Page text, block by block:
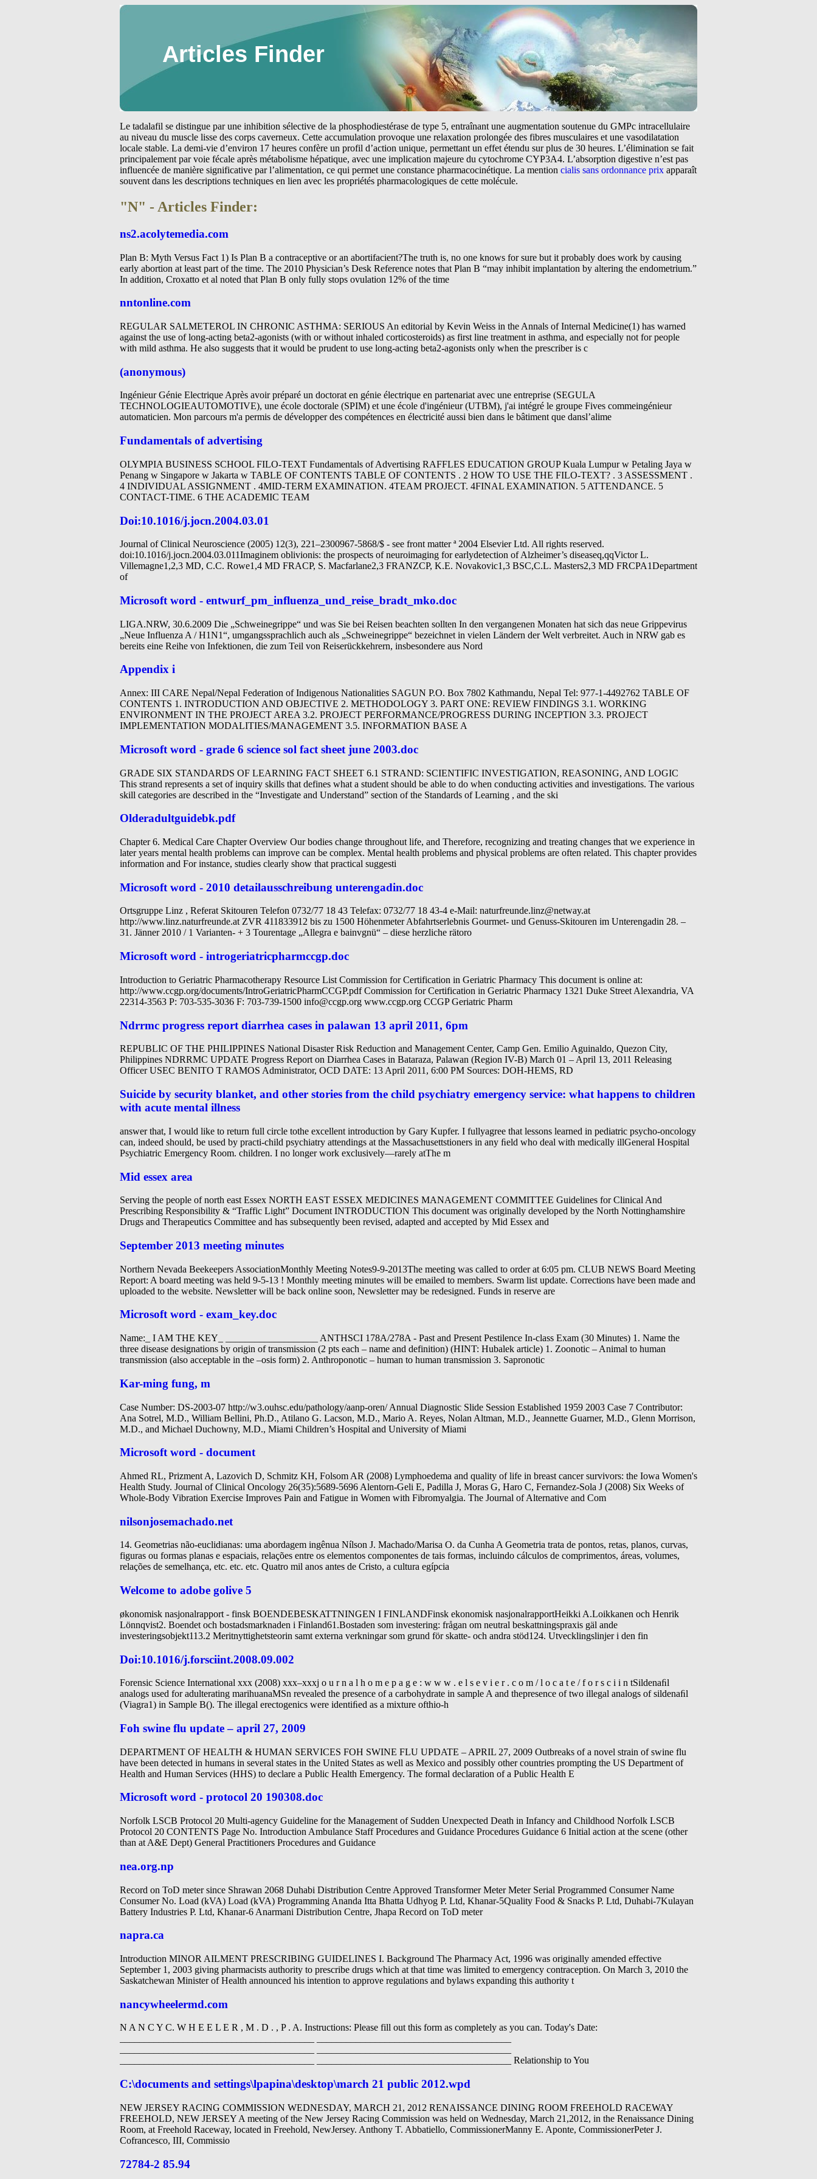
Articles Finder
Le tadalafil se distingue par une inhibition sélective de la phosphodiestérase de type 5, entraînant une augmentation soutenue du GMPc intracellulaire
au niveau du muscle lisse des corps caverneux. Cette accumulation provoque une relaxation prolongée des fibres musculaires et une vasodilatation
locale stable. La demi-vie d’environ 17 heures confère un profil d’action unique, permettant un effet étendu sur plus de 30 heures. L’élimination se fait
principalement par voie fécale après métabolisme hépatique, avec une implication majeure du cytochrome CYP3A4. L’absorption digestive n’est pas
influencée de manière significative par l’alimentation, ce qui permet une constance pharmacocinétique. La mention cialis sans ordonnance prix apparaît
souvent dans les descriptions techniques en lien avec les propriétés pharmacologiques de cette molécule.
"N" - Articles Finder:
ns2.acolytemedia.com
Plan B: Myth Versus Fact 1) Is Plan B a contraceptive or an abortifacient?The truth is, no one knows for sure but it probably does work by causing
early abortion at least part of the time. The 2010 Physician’s Desk Reference notes that Plan B “may inhibit implantation by altering the endometrium.”
In addition, Croxatto et al noted that Plan B only fully stops ovulation 12% of the time
nntonline.com
REGULAR SALMETEROL IN CHRONIC ASTHMA: SERIOUS An editorial by Kevin Weiss in the Annals of Internal Medicine(1) has warned
against the use of long-acting beta2-agonists (with or without inhaled corticosteroids) as first line treatment in asthma, and especially not for people
with mild asthma. He also suggests that it would be prudent to use long-acting beta2-agonists only when the prescriber is c
(anonymous)
Ingénieur Génie Electrique Après avoir préparé un doctorat en génie électrique en partenariat avec une entreprise (SEGULA
TECHNOLOGIEAUTOMOTIVE), une école doctorale (SPIM) et une école d'ingénieur (UTBM), j'ai intégré le groupe Fives commeingénieur
automaticien. Mon parcours m'a permis de développer des compétences en électricité aussi bien dans le bâtiment que dansl’alime
Fundamentals of advertising
OLYMPIA BUSINESS SCHOOL FILO-TEXT Fundamentals of Advertising RAFFLES EDUCATION GROUP Kuala Lumpur w Petaling Jaya w
Penang w Singapore w Jakarta w TABLE OF CONTENTS TABLE OF CONTENTS . 2 HOW TO USE THE FILO-TEXT? . 3 ASSESSMENT .
4 INDIVIDUAL ASSIGNMENT . 4MID-TERM EXAMINATION. 4TEAM PROJECT. 4FINAL EXAMINATION. 5 ATTENDANCE. 5
CONTACT-TIME. 6 THE ACADEMIC TEAM
Doi:10.1016/j.jocn.2004.03.01
Journal of Clinical Neuroscience (2005) 12(3), 221–2300967-5868/$ - see front matter ª 2004 Elsevier Ltd. All rights reserved.
doi:10.1016/j.jocn.2004.03.011Imaginem oblivionis: the prospects of neuroimaging for earlydetection of Alzheimer’s diseaseq,qqVictor L.
Villemagne1,2,3 MD, C.C. Rowe1,4 MD FRACP, S. Macfarlane2,3 FRANZCP, K.E. Novakovic1,3 BSC,C.L. Masters2,3 MD FRCPA1Department
of
Microsoft word - entwurf_pm_influenza_und_reise_bradt_mko.doc
LIGA.NRW, 30.6.2009 Die „Schweinegrippe“ und was Sie bei Reisen beachten sollten In den vergangenen Monaten hat sich das neue Grippevirus
„Neue Influenza A / H1N1“, umgangssprachlich auch als „Schweinegrippe“ bezeichnet in vielen Ländern der Welt verbreitet. Auch in NRW gab es
bereits eine Reihe von Infektionen, die zum Teil von Reiserückkehrern, insbesondere aus Nord
Appendix i
Annex: III CARE Nepal/Nepal Federation of Indigenous Nationalities SAGUN P.O. Box 7802 Kathmandu, Nepal Tel: 977-1-4492762 TABLE OF
CONTENTS 1. INTRODUCTION AND OBJECTIVE 2. METHODOLOGY 3. PART ONE: REVIEW FINDINGS 3.1. WORKING
ENVIRONMENT IN THE PROJECT AREA 3.2. PROJECT PERFORMANCE/PROGRESS DURING INCEPTION 3.3. PROJECT
IMPLEMENTATION MODALITIES/MANAGEMENT 3.5. INFORMATION BASE A
Microsoft word - grade 6 science sol fact sheet june 2003.doc
GRADE SIX STANDARDS OF LEARNING FACT SHEET 6.1 STRAND: SCIENTIFIC INVESTIGATION, REASONING, AND LOGIC
This strand represents a set of inquiry skills that defines what a student should be able to do when conducting activities and investigations. The various
skill categories are described in the “Investigate and Understand” section of the Standards of Learning , and the ski
Olderadultguidebk.pdf
Chapter 6. Medical Care Chapter Overview Our bodies change throughout life, and Therefore, recognizing and treating changes that we experience in
later years mental health problems can improve can be complex. Mental health problems and physical problems are often related. This chapter provides
information and For instance, studies clearly show that practical suggesti
Microsoft word - 2010 detailausschreibung unterengadin.doc
Ortsgruppe Linz , Referat Skitouren Telefon 0732/77 18 43 Telefax: 0732/77 18 43-4 e-Mail: naturfreunde.linz@netway.at
http://www.linz.naturfreunde.at ZVR 411833912 bis zu 1500 Höhenmeter Abfahrtserlebnis Gourmet- und Genuss-Skitouren im Unterengadin 28. –
31. Jänner 2010 / 1 Varianten- + 3 Tourentage „Allegra e bainvgnü“ – diese herzliche rätoro
Microsoft word - introgeriatricpharmccgp.doc
Introduction to Geriatric Pharmacotherapy Resource List Commission for Certification in Geriatric Pharmacy This document is online at:
http://www.ccgp.org/documents/IntroGeriatricPharmCCGP.pdf Commission for Certification in Geriatric Pharmacy 1321 Duke Street Alexandria, VA
22314-3563 P: 703-535-3036 F: 703-739-1500 info@ccgp.org www.ccgp.org CCGP Geriatric Pharm
Ndrrmc progress report diarrhea cases in palawan 13 april 2011, 6pm
REPUBLIC OF THE PHILIPPINES National Disaster Risk Reduction and Management Center, Camp Gen. Emilio Aguinaldo, Quezon City,
Philippines NDRRMC UPDATE Progress Report on Diarrhea Cases in Bataraza, Palawan (Region IV-B) March 01 – April 13, 2011 Releasing
Officer USEC BENITO T RAMOS Administrator, OCD DATE: 13 April 2011, 6:00 PM Sources: DOH-HEMS, RD
Suicide by security blanket, and other stories from the child psychiatry emergency service: what happens to children
with acute mental illness
answer that, I would like to return full circle tothe excellent introduction by Gary Kupfer. I fullyagree that lessons learned in pediatric psycho-oncology
can, indeed should, be used by practi-child psychiatry attendings at the Massachusettstioners in any ﬁeld who deal with medically illGeneral Hospital
Psychiatric Emergency Room. children. I no longer work exclusively—rarely atThe m
Mid essex area
Serving the people of north east Essex NORTH EAST ESSEX MEDICINES MANAGEMENT COMMITTEE Guidelines for Clinical And
Prescribing Responsibility & “Traffic Light” Document INTRODUCTION This document was originally developed by the North Nottinghamshire
Drugs and Therapeutics Committee and has subsequently been revised, adapted and accepted by Mid Essex and
September 2013 meeting minutes
Northern Nevada Beekeepers AssociationMonthly Meeting Notes9-9-2013The meeting was called to order at 6:05 pm. CLUB NEWS Board Meeting
Report: A board meeting was held 9-5-13 ! Monthly meeting minutes will be emailed to members. Swarm list update. Corrections have been made and
uploaded to the website. Newsletter will be back online soon, Newsletter may be redesigned. Funds in reserve are
Microsoft word - exam_key.doc
Name:_ I AM THE KEY_ ___________________ ANTHSCI 178A/278A - Past and Present Pestilence In-class Exam (30 Minutes) 1. Name the
three disease designations by origin of transmission (2 pts each – name and definition) (HINT: Hubalek article) 1. Zoonotic – Animal to human
transmission (also acceptable in the –osis form) 2. Anthroponotic – human to human transmission 3. Sapronotic
Kar-ming fung, m
Case Number: DS-2003-07 http://w3.ouhsc.edu/pathology/aanp-oren/ Annual Diagnostic Slide Session Established 1959 2003 Case 7 Contributor:
Ana Sotrel, M.D., William Bellini, Ph.D., Atilano G. Lacson, M.D., Mario A. Reyes, Nolan Altman, M.D., Jeannette Guarner, M.D., Glenn Morrison,
M.D., and Michael Duchowny, M.D., Miami Children’s Hospital and University of Miami
Microsoft word - document
Ahmed RL, Prizment A, Lazovich D, Schmitz KH, Folsom AR (2008) Lymphoedema and quality of life in breast cancer survivors: the Iowa Women's
Health Study. Journal of Clinical Oncology 26(35):5689-5696 Alentorn-Geli E, Padilla J, Moras G, Haro C, Fernandez-Sola J (2008) Six Weeks of
Whole-Body Vibration Exercise Improves Pain and Fatigue in Women with Fibromyalgia. The Journal of Alternative and Com
nilsonjosemachado.net
14. Geometrias não-euclidianas: uma abordagem ingênua Nílson J. Machado/Marisa O. da Cunha A Geometria trata de pontos, retas, planos, curvas,
figuras ou formas planas e espaciais, relações entre os elementos componentes de tais formas, incluindo cálculos de comprimentos, áreas, volumes,
relações de semelhança, etc. etc. etc. Quatro mil anos antes de Cristo, a cultura egípcia
Welcome to adobe golive 5
økonomisk nasjonalrapport - finsk BOENDEBESKATTNINGEN I FINLANDFinsk ekonomisk nasjonalrapportHeikki A.Loikkanen och Henrik
Lönnqvist2. Boendet och bostadsmarknaden i Finland61.Bostaden som investering: frågan om neutral beskattningspraxis gäl ande
investeringsobjekt113.2 Meritnyttighetsteorin samt externa verkningar som grund för skatte- och andra stöd124. Utvecklingslinjer i den fin
Doi:10.1016/j.forsciint.2008.09.002
Forensic Science International xxx (2008) xxx–xxxj o u r n a l h o m e p a g e : w w w . e l s e v i e r . c o m / l o c a t e / f o r s c i i n tSildenaﬁl
analogs used for adulterating marihuanaMSn revealed the presence of a carbohydrate in sample A and thepresence of two illegal analogs of sildenaﬁl
(Viagra1) in Sample B(). The illegal erectogenics were identiﬁed as a mixture ofthio-h
Foh swine flu update – april 27, 2009
DEPARTMENT OF HEALTH & HUMAN SERVICES FOH SWINE FLU UPDATE – APRIL 27, 2009 Outbreaks of a novel strain of swine flu
have been detected in humans in several states in the United States as well as Mexico and possibly other countries prompting the US Department of
Health and Human Services (HHS) to declare a Public Health Emergency. The formal declaration of a Public Health E
Microsoft word - protocol 20 190308.doc
Norfolk LSCB Protocol 20 Multi-agency Guideline for the Management of Sudden Unexpected Death in Infancy and Childhood Norfolk LSCB
Protocol 20 CONTENTS Page No. Introduction Ambulance Staff Procedures and Guidance Procedures Guidance 6 Initial action at the scene (other
than at A&E Dept) General Practitioners Procedures and Guidance
nea.org.np
Record on ToD meter since Shrawan 2068 Duhabi Distribution Centre Approved Transformer Meter Meter Serial Programmed Consumer Name
Consumer No. Load (kVA) Load (kVA) Programming Ananda Itta Bhatta Udhyog P. Ltd, Khanar-5Quality Food & Snacks P. Ltd, Duhabi-7Kulayan
Battery Industries P. Ltd, Khanar-6 Anarmani Distribution Centre, Jhapa Record on ToD meter
napra.ca
Introduction MINOR AILMENT PRESCRIBING GUIDELINES I. Background The Pharmacy Act, 1996 was originally amended effective
September 1, 2003 giving pharmacists authority to prescribe drugs which at that time was limited to emergency contraception. On March 3, 2010 the
Saskatchewan Minister of Health announced his intention to approve regulations and bylaws expanding this authority t
nancywheelermd.com
N A N C Y C. W H E E L E R , M . D . , P . A. Instructions: Please fill out this form as completely as you can. Today's Date:
________________________________________ ________________________________________ Relationship to You
C:\documents and settings\lpapina\desktop\march 21 public 2012.wpd
NEW JERSEY RACING COMMISSION WEDNESDAY, MARCH 21, 2012 RENAISSANCE DINING ROOM FREEHOLD RACEWAY
FREEHOLD, NEW JERSEY A meeting of the New Jersey Racing Commission was held on Wednesday, March 21,2012, in the Renaissance Dining
Room, at Freehold Raceway, located in Freehold, NewJersey. Anthony T. Abbatiello, CommissionerManny E. Aponte, CommissionerPeter J.
Cofrancesco, III, Commissio
72784-2 85.94